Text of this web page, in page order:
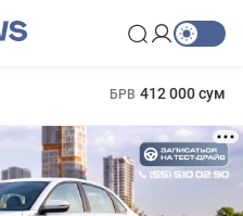
БРВ 412 000 сум